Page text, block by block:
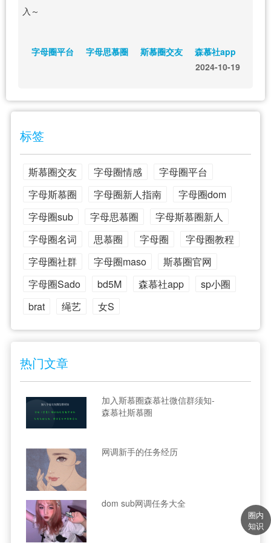
入～
字母圈平台 字母思慕圈 斯慕圈交友
森慕社app
2024-10-19
标签
斯慕圈交友 字母圈情感
字母圈平台
字母斯慕圈
字母圈新人指南
字母圈dom
字母圈sub
字母思慕圈
字母斯慕圈新人
字母圈名词
思慕圈 字母圈
字母圈教程
字母圈社群
字母圈maso
斯慕圈官网
字母圈Sado
bd5M 森慕社app
sp小圈
brat
绳艺 女S
热门文章
加入斯慕圈森慕社微信群须知-
森慕社斯慕圈
网调新手的任务经历
dom sub网调任务大全
圈内
知识